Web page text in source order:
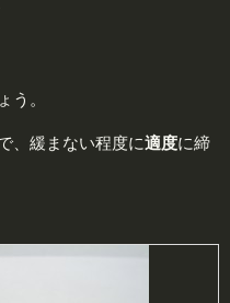
う。
、緩まない程度に適度に締